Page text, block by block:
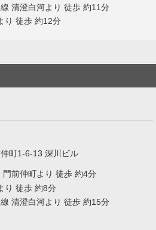
清澄白河より 徒歩 約11分
り 徒歩 約12分
町1-6-13 深川ビル
門前仲町より 徒歩 約4分
り 徒歩 約8分
清澄白河より 徒歩 約15分